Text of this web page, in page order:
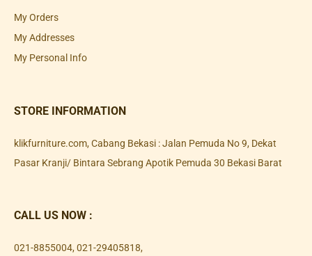
My Orders
My Addresses
My Personal Info
STORE INFORMATION
klikfurniture.com, Cabang Bekasi : Jalan Pemuda No 9, Dekat
Pasar Kranji/ Bintara Sebrang Apotik Pemuda 30 Bekasi Barat
CALL US NOW :
021-8855004, 021-29405818,